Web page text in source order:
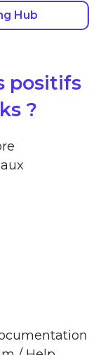
Hub
positifs
?